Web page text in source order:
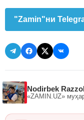
"Zamin"ни
Nodirbek
«ZAMIN.UZ»